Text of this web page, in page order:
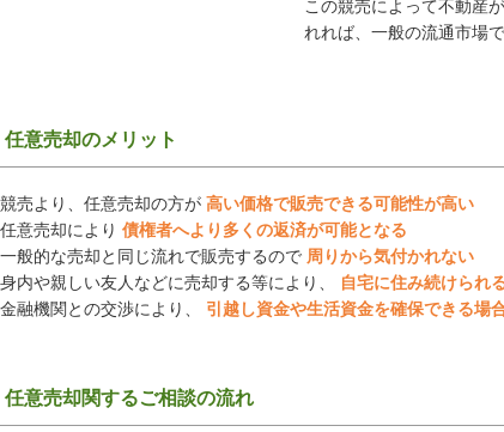
この競売によって不動産
れれば、一般の流通市場
任意売却のメリット
売より、任意売却の方が 高い価格で販売できる可能性が高い
意売却により 債権者へより多くの返済が可能となる
般的な売却と同じ流れで販売するので 周りから気付かれない
内や親しい友人などに売却する等により、
自宅に住み続けられ
融機関との交渉により、 引越し資金や生活資金を確保できる場
任意売却関するご相談の流れ